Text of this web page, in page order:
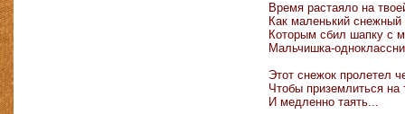
Время растаяло на
Как маленький снежный
Которым сбил шапку с
Мальчишка-
Этот снежок пролетел
Чтобы приземлиться на
И медленно таять...